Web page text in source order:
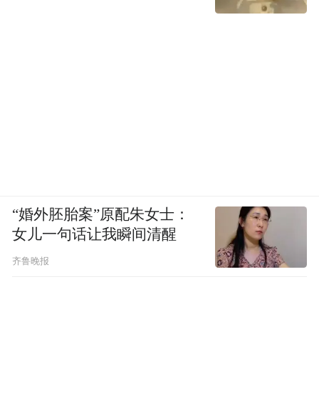
“婚外胚胎案”原配朱女士：
女儿一句话让我瞬间清醒
齐鲁晚报